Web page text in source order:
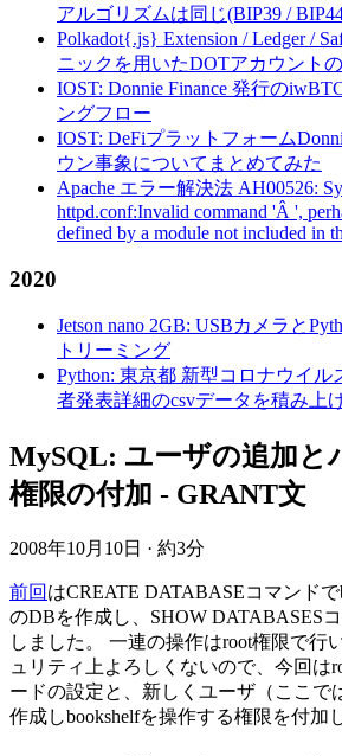
アルゴリズムは同じ(BIP39 /
Polkadot{.js} Extension / Ledger /
ニックを用いたDOTアカウント
IOST: Donnie Finance 発行の
ングフロー
IOST: DeFiプラットフォーム
ウン事象についてまとめてみた
Apache エラー解決法 AH00526:
httpd.conf:Invalid command 'Â ',
defined by a module not included in
2020
Jetson nano 2GB: USBカメラと
トリーミング
Python: 東京都 新型コロナウイル
者発表詳細のcsvデータを積み上
MySQL: ユーザの追加と
権限の付加 - GRANT文
2008年10月10日 · 約3分
前回 はCREATE DATABASEコマンド
のDBを作成し、SHOW DATABASES
しました。 一連の操作はroot権限で行
ュリティ上よろしくないので、今回は
ードの設定と、新しくユーザ（ここで
作成しbookshelfを操作する権限を付加